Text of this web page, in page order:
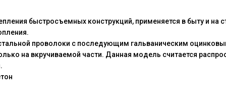
быстросъемных конструкций, применяется в быту и на
проволоки с последующим гальваническим
на вкручиваемой части. Данная модель считается